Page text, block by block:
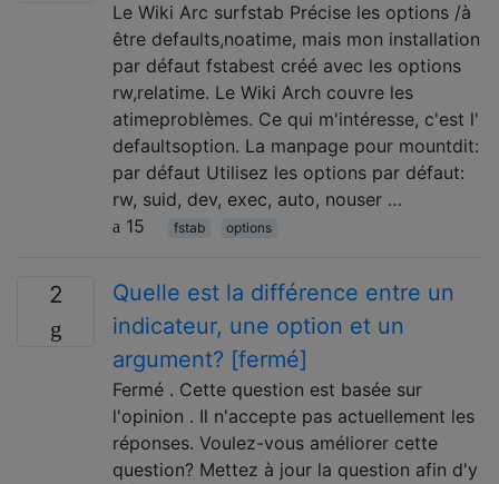
Le Wiki Arc surfstab Précise les options /à
être defaults,noatime, mais mon installation
par défaut fstabest créé avec les options
rw,relatime. Le Wiki Arch couvre les
atimeproblèmes. Ce qui m'intéresse, c'est l'
defaultsoption. La manpage pour mountdit:
par défaut Utilisez les options par défaut:
rw, suid, dev, exec, auto, nouser …
15
fstab options
2
Quelle est la différence entre un
indicateur, une option et un
argument? [fermé]
Fermé . Cette question est basée sur
l'opinion . Il n'accepte pas actuellement les
réponses. Voulez-vous améliorer cette
question? Mettez à jour la question afin d'y